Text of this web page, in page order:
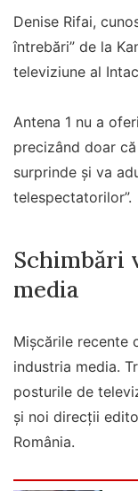
Denise Rifai,
întrebări” de la
televiziune al
Antena 1 nu a
precizând doar
surprinde şi va
telespectatorilor”.
Schimbări
media
Mișcările recente
industria media.
posturile de
și noi direcții
România.